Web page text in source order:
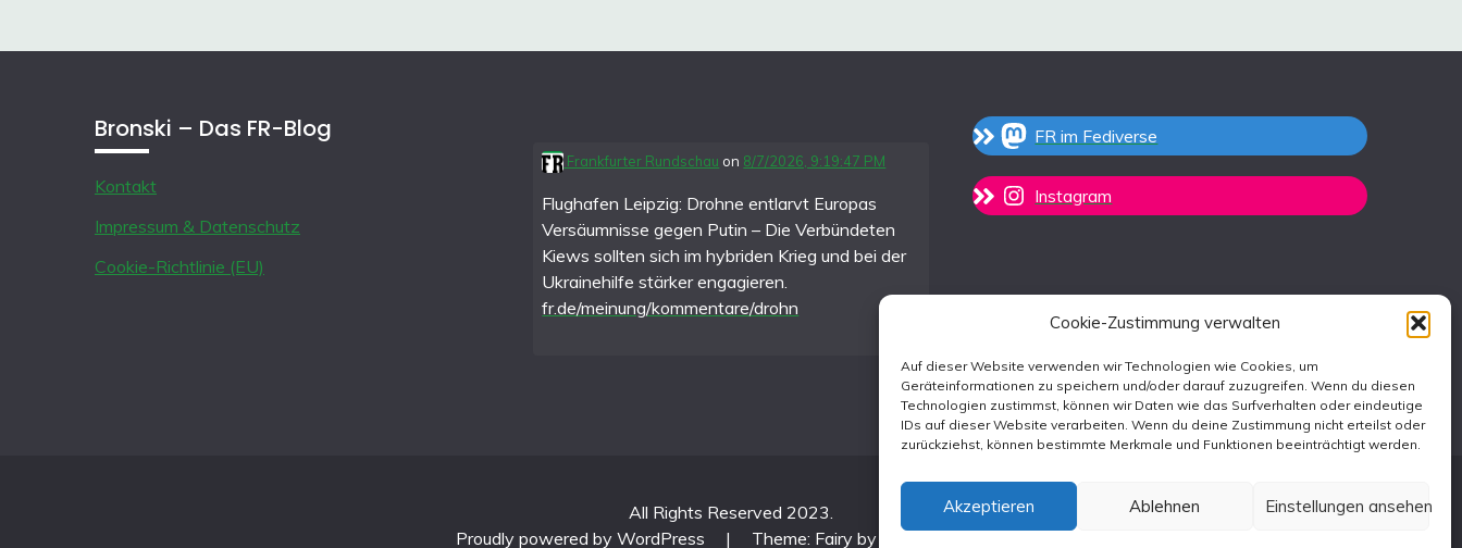
Cookie-Zustimmung verwalten
Auf dieser Website verwenden wir Technologien wie Cookies, um
Geräteinformationen zu speichern und/oder darauf zuzugreifen. Wenn du diesen
Technologien zustimmst, können wir Daten wie das Surfverhalten oder eindeutige
IDs auf dieser Website verarbeiten. Wenn du deine Zustimmung nicht erteilst oder
zurückziehst, können bestimmte Merkmale und Funktionen beeinträchtigt werden.
Akzeptieren Ablehnen Einstellungen ansehen
Bronski – Das FR-Blog
Kontakt
Impressum & Datenschutz
Cookie-Richtlinie (EU)
Frankfurter Rundschau on 8/7/2026, 9:19:47 PM
Flughafen Leipzig: Drohne entlarvt Europas
Versäumnisse gegen Putin – Die Verbündeten
Kiews sollten sich im hybriden Krieg und bei der
Ukrainehilfe stärker engagieren.
fr.de/meinung/kommentare/drohn
FR im Fediverse
Instagram
All Rights Reserved 2023.
Proudly powered by WordPress
| Theme: Fairy by Candid Themes.